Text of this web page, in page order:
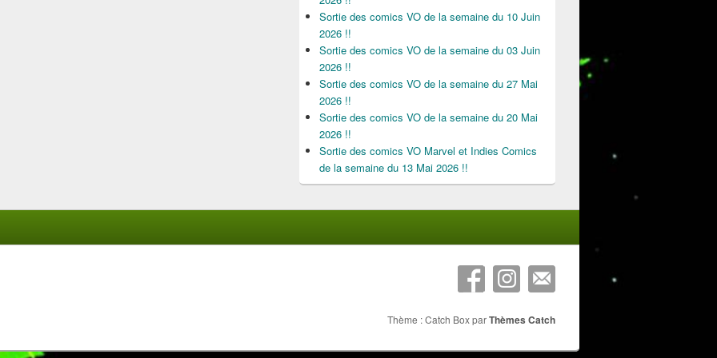
Sortie des comics VO de la semaine du 10 Juin
2026 !!
Sortie des comics VO de la semaine du 03 Juin
2026 !!
Sortie des comics VO de la semaine du 27 Mai
2026 !!
Sortie des comics VO de la semaine du 20 Mai
2026 !!
Sortie des comics VO Marvel et Indies Comics
de la semaine du 13 Mai 2026 !!
Thème : Catch Box parThèmes Catch